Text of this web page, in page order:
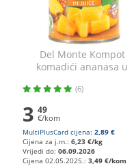
Del Monte Kompot
komadići ananasa u
(6)
3 49
€/kom
MultiPlusCard cijena: 2,89 €
Cijena za j.m.: 6,23 €/kg
Vrijedi do: 06.09.2026
Cijena 02.05.2025.: 3,49 €/kom